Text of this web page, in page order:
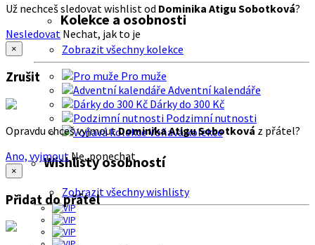
Kolekce a osobnosti
Zobrazit všechny kolekce
Pro muže
Adventní kalendáře
Dárky do 300 Kč
Podzimní nutnosti
Voňavá kolekce
Wishlisty osobností
Zobrazit všechny wishlisty
Už nechceš sledovat wishlist od Dominika Atigu Sobotková?
Nesledovat Nechat, jak to je
×
Zrušit
Opravdu chceš vyjmoutDominika Atigu Sobotková z přátel?
Ano, vyjmout Ne, ponechat
×
Přidat do přátel